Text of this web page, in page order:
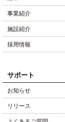
事業紹介
施設紹介
採用情報
サポート
お知らせ
リリース